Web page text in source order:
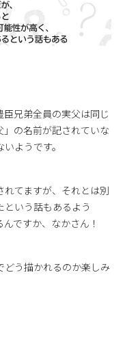
兄弟全員の実父は同じ
の名前が記されていな
ようです。
てますが、それとは別
いう話もあるよう
ですか、なかさん！
う描かれるのか楽しみ